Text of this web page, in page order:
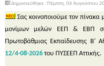
Δημοσιεύθηκε : Πέμπτη, 06 Αυγούστου
Σας κοινοποιούμε τον
μονίμων μελών ΕΕΠ & ΕΒΠ σε
Πρωτοβάθμιας Εκπαίδευσης Β'
12/4-08-2026 του ΠΥΣΕΕΠ Αττικής.